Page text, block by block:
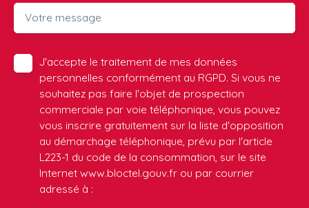
Votre message
J'accepte le traitement de mes données
personnelles conformément au RGPD. Si vous ne
souhaitez pas faire l'objet de prospection
commerciale par voie téléphonique, vous pouvez
vous inscrire gratuitement sur la liste d'opposition
au démarchage téléphonique, prévu par l'article
L223-1 du code de la consommation, sur le site
Internet www.bloctel.gouv.fr ou par courrier
adressé à :